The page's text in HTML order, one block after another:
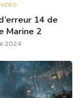
14 de
Marine 2
2024